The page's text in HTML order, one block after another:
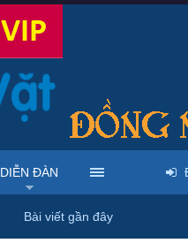
Rao vặt tổng hợp - Uy tín - Miễn
DIỄN ĐÀN
Bài viết gần đây